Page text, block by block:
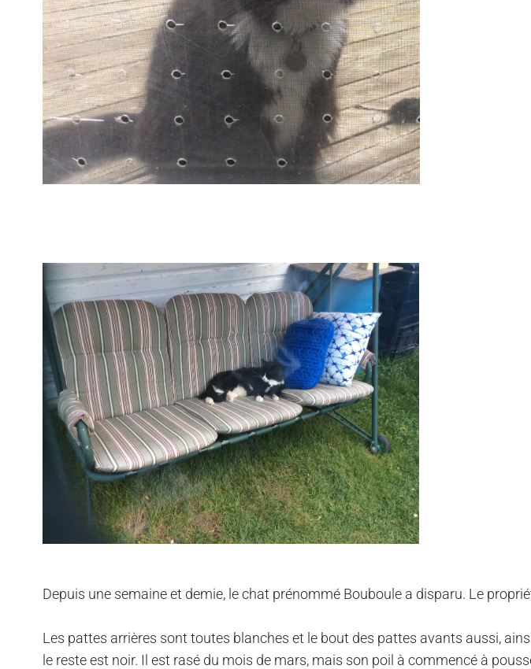
Depuis une semaine et demie, le chat prénommé Bouboule a disparu. Le
Les pattes arrières sont toutes blanches et le bout des pattes avants aussi,
le reste est noir. Il est rasé du mois de mars, mais son poil à commencé à